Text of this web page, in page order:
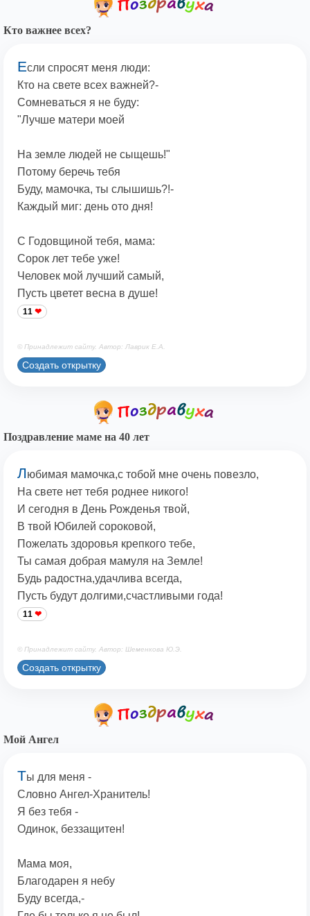
Кто важнее всех?
Если спросят меня люди:
Кто на свете всех важней?-
Сомневаться я не буду:
"Лучше матери моей
На земле людей не сыщешь!"
Потому беречь тебя
Буду, мамочка, ты слышишь?!-
Каждый миг: день ото дня!
С Годовщиной тебя, мама:
Сорок лет тебе уже!
Человек мой лучший самый,
Пусть цветет весна в душе!
11
© Принадлежит сайту. Автор: Лаврик Е.А.
Создать открытку
Поздравление маме на 40 лет
Любимая мамочка,с тобой мне очень повезло,
На свете нет тебя роднее никого!
И сегодня в День Рожденья твой,
В твой Юбилей сороковой,
Пожелать здоровья крепкого тебе,
Ты самая добрая мамуля на Земле!
Будь радостна,удачлива всегда,
Пусть будут долгими,счастливыми года!
11
© Принадлежит сайту. Автор: Шеменкова Ю.Э.
Создать открытку
Мой Ангел
Ты для меня -
Словно Ангел-Хранитель!
Я без тебя -
Одинок, беззащитен!
Мама моя,
Благодарен я небу
Буду всегда,-